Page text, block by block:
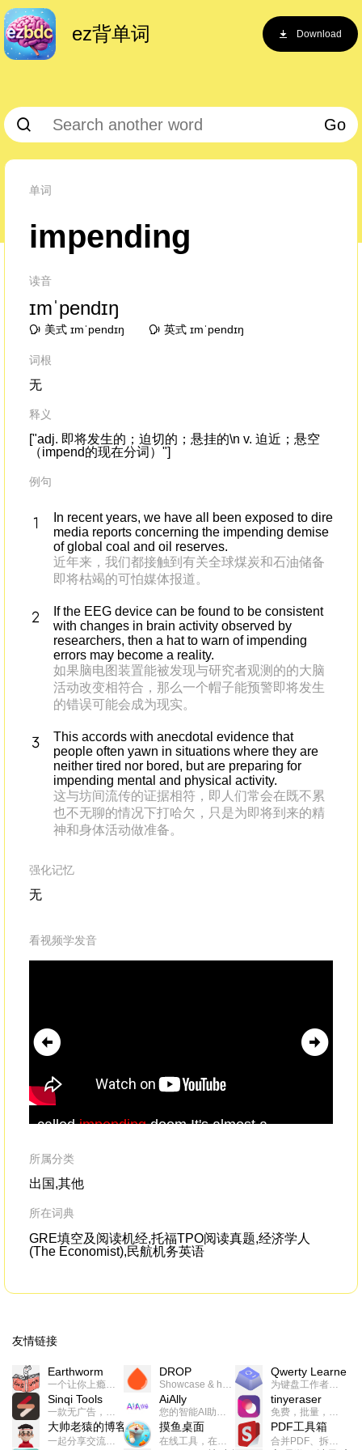
ez背单词 Download
Go
单词
impending
读音
ɪmˈpendɪŋ
美式 ɪmˈpendɪŋ 英式 ɪmˈpendɪŋ
词根
无
释义
["adj. 即将发生的；迫切的；悬挂的\n v. 迫近；悬空
（impend的现在分词）"]
例句
In recent years, we have all been exposed to dire
media reports concerning the impending demise
of global coal and oil reserves.
近年来，我们都接触到有关全球煤炭和石油储备
即将枯竭的可怕媒体报道。
If the EEG device can be found to be consistent
with changes in brain activity observed by
researchers, then a hat to warn of impending
errors may become a reality.
如果脑电图装置能被发现与研究者观测的的大脑
活动改变相符合，那么一个帽子能预警即将发生
的错误可能会成为现实。
This accords with anecdotal evidence that
people often yawn in situations where they are
neither tired nor bored, but are preparing for
impending mental and physical activity.
这与坊间流传的证据相符，即人们常会在既不累
也不无聊的情况下打哈欠，只是为即将到来的精
神和身体活动做准备。
强化记忆
无
看视频学发音
calledimpendingdoom.It's almost a
所属分类
出国,其他
所在词典
GRE填空及阅读机经,托福TPO阅读真题,经济学人
(The Economist),民航机务英语
友情链接
Earthworm DROP Qwerty Learner
为键盘工作者设计的单词与肌肉记忆锻炼软件
Sinqi Tools AiAlly tinyeraser
大帅老猿的博客 摸鱼桌面 PDF工具箱
合并PDF、拆分PDF、旋转PDF、裁剪PDF、转换PDF、加密PDF、解密PDF、PDF加水印等多种PDF处理功能